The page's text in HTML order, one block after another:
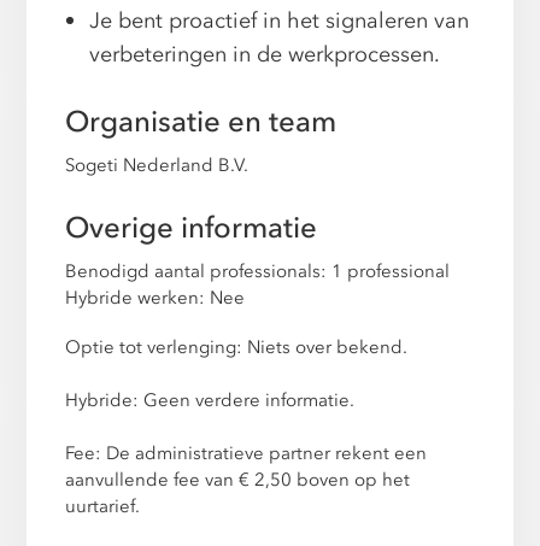
Je bent proactief in het signaleren van
verbeteringen in de werkprocessen.
Organisatie en team
Sogeti Nederland B.V.
Overige informatie
Benodigd aantal professionals: 1 professional
Hybride werken: Nee
Optie tot verlenging: Niets over bekend.
Hybride: Geen verdere informatie.
Fee: De administratieve partner rekent een
aanvullende fee van € 2,50 boven op het
uurtarief.